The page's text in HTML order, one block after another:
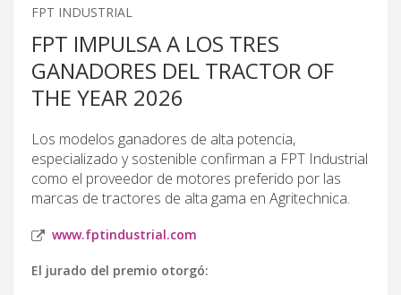
FPT INDUSTRIAL
FPT IMPULSA A LOS TRES
GANADORES DEL TRACTOR OF
THE YEAR 2026
Los modelos ganadores de alta potencia,
especializado y sostenible confirman a FPT Industrial
como el proveedor de motores preferido por las
marcas de tractores de alta gama en Agritechnica.
www.fptindustrial.com
El jurado del premio otorgó: